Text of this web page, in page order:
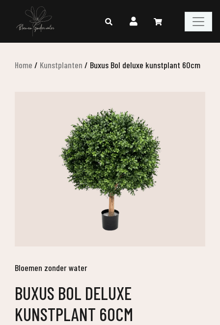
Home / Kunstplanten / Buxus Bol deluxe kunstplant 60cm
Bloemen zonder water
BUXUS BOL DELUXE
KUNSTPLANT 60CM